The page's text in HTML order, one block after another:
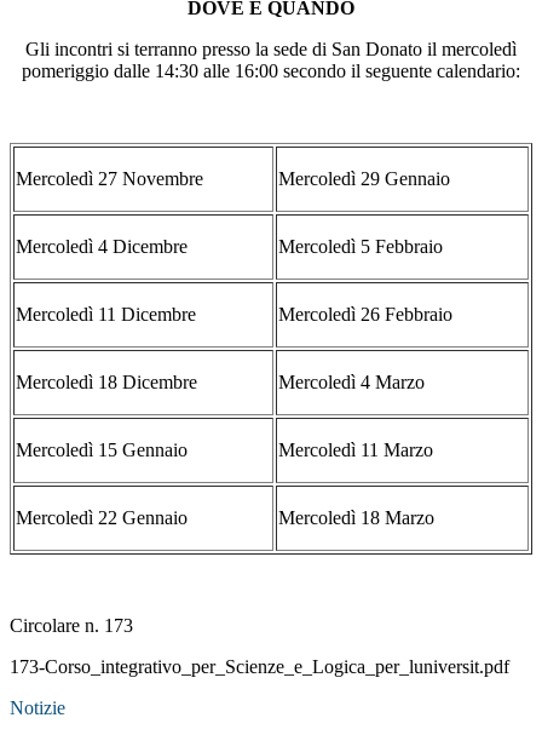
DOVE E QUANDO
Gli incontri si terranno presso la sede di San Donato il mercoledì
pomeriggio dalle 14:30 alle 16:00 secondo il seguente calendario:
Mercoledì 27 Novembre Mercoledì 29 Gennaio
Mercoledì 4 Dicembre Mercoledì 5 Febbraio
Mercoledì 11 Dicembre Mercoledì 26 Febbraio
Mercoledì 18 Dicembre Mercoledì 4 Marzo
Mercoledì 15 Gennaio Mercoledì 11 Marzo
Mercoledì 22 Gennaio Mercoledì 18 Marzo
Circolare n. 173
173-Corso_integrativo_per_Scienze_e_Logica_per_luniversit.pdf
Notizie